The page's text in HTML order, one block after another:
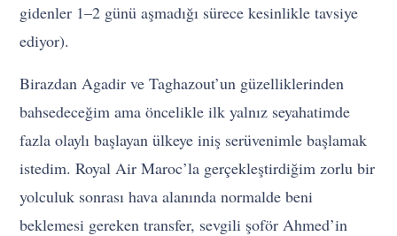
gidenler 1–2 günü aşmadığı sürece kesinlikle tavsiye
ediyor).
Birazdan Agadir ve Taghazout’un güzelliklerinden
bahsedeceğim ama öncelikle ilk yalnız seyahatimde
fazla olaylı başlayan ülkeye iniş serüvenimle başlamak
istedim. Royal Air Maroc’la gerçekleştirdiğim zorlu bir
yolculuk sonrası hava alanında normalde beni
beklemesi gereken transfer, sevgili şoför Ahmed’in